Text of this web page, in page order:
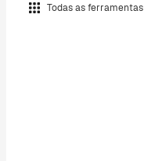
Todas as ferramentas